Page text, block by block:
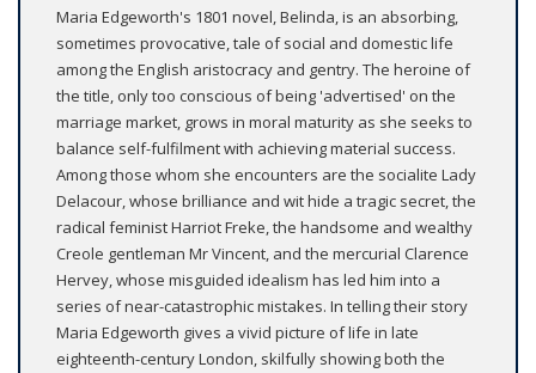
Maria Edgeworth's 1801 novel, Belinda, is an absorbing,
sometimes provocative, tale of social and domestic life
among the English aristocracy and gentry. The heroine of
the title, only too conscious of being 'advertised' on the
marriage market, grows in moral maturity as she seeks to
balance self-fulfilment with achieving material success.
Among those whom she encounters are the socialite Lady
Delacour, whose brilliance and wit hide a tragic secret, the
radical feminist Harriot Freke, the handsome and wealthy
Creole gentleman Mr Vincent, and the mercurial Clarence
Hervey, whose misguided idealism has led him into a
series of near-catastrophic mistakes. In telling their story
Maria Edgeworth gives a vivid picture of life in late
eighteenth-century London, skilfully showing both the